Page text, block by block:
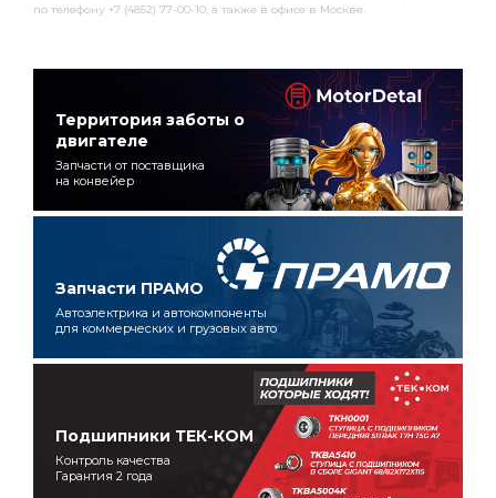
по телефону +7 (4852) 77-00-10, а также в офисе в Москве.
Территория заботы о
двигателе
Запчасти от поставщика
на конвейер
Запчасти ПРАМО
Автоэлектрика и автокомпоненты
для коммерческих и грузовых авто
Подшипники ТЕК-КОМ
Контроль качества
Гарантия 2 года